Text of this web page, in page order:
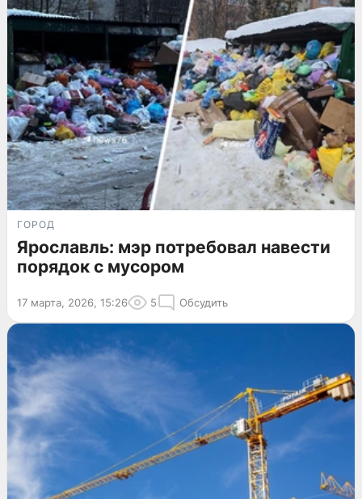
ГОРОД
Ярославль: мэр потребовал навести
порядок с мусором
17 марта, 2026, 15:26 5 Обсудить